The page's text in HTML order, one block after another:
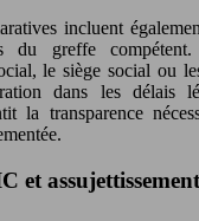
incluent
du greffe
le siège social ou
dans les délais
la transparence
et